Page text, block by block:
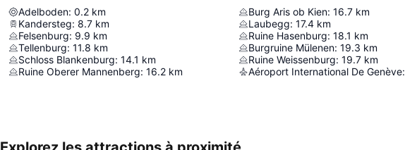
Adelboden: 0.2 km
Kandersteg: 8.7 km
Felsenburg: 9.9 km
Tellenburg: 11.8 km
Schloss Blankenburg: 14.1 km
Ruine Oberer Mannenberg: 16.2 km
Burg Aris ob Kien: 16.7 km
Laubegg: 17.4 km
Ruine Hasenburg: 18.1 km
Burgruine Mülenen: 19.3 km
Ruine Weissenburg: 19.7 km
Aéroport International De Genève: